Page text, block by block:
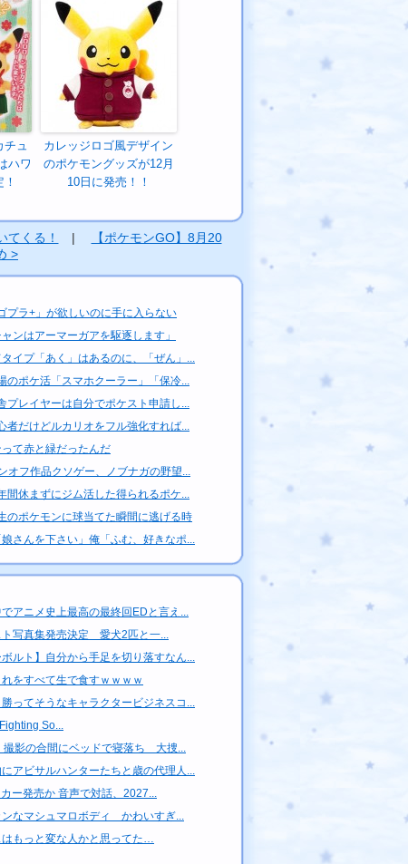
チュ
ハワ
カレッジロゴ風デザイン
のポケモングッズが12月
10日に発売！！
てくる！ |
【ポケモンGO】8月20
>
プラ+」が欲しいのに手に入らない
ンはアーマーガアを駆逐します」
イプ「あく」はあるのに、「ぜん」...
のポケ活「スマホクーラー」「保冷...
プレイヤーは自分でポケスト申請し...
者だけどルカリオをフル強化すれば...
て赤と緑だったんだ
オフ作品クソゲー、ノブナガの野望...
間休まずにジム活した得られるポケ...
のポケモンに球当てた瞬間に逃げる時
さんを下さい」俺「ふむ、好きなポ...
アニメ史上最高の最終回EDと言え...
ト写真集発売決定 愛犬2匹と一...
ボルト】自分から手足を切り落すなん...
れをすべて生で食すｗｗｗｗ
ってそうなキャラクタービジネスコ...
So...
撮影の合間にベッドで寝落ち 大捜...
にアビサルハンターたちと歳の代理人...
ー発売か 音声で対話、2027...
ンなマシュマロボディ かわいすぎ...
はもっと変な人かと思ってた…